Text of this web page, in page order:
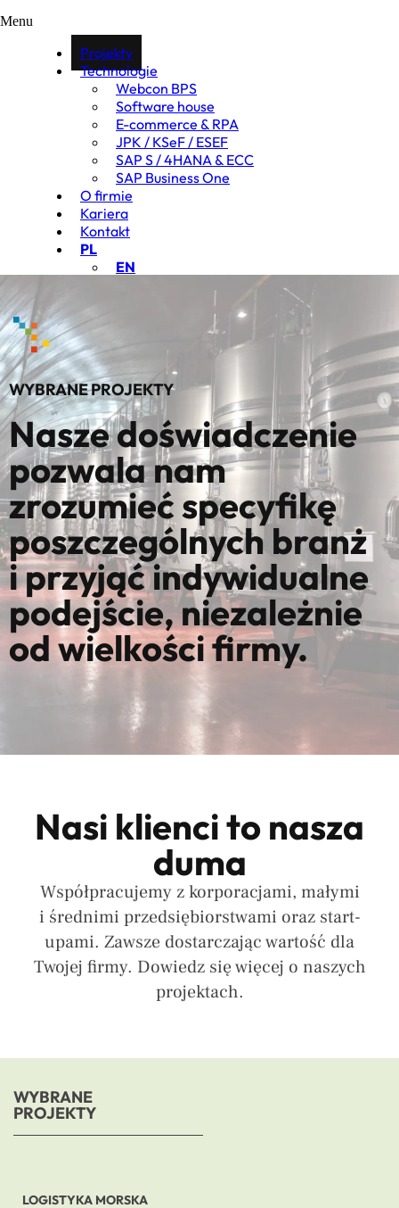
Menu
Projekty
Technologie
Webcon BPS
Software house
E-commerce & RPA
JPK / KSeF / ESEF
SAP S / 4HANA & ECC
SAP Business One
O firmie
Kariera
Kontakt
PL
EN
WYBRANE PROJEKTY
Nasze doświadczenie
pozwala nam
zrozumieć specyfikę
poszczególnych branż
i przyjąć indywidualne
podejście, niezależnie
od wielkości firmy.
Nasi klienci to nasza
duma
Współpracujemy z korporacjami, małymi
i średnimi przedsiębiorstwami oraz start-
upami. Zawsze dostarczając wartość dla
Twojej firmy. Dowiedz się więcej o naszych
projektach.
WYBRANE
PROJEKTY
LOGISTYKA MORSKA